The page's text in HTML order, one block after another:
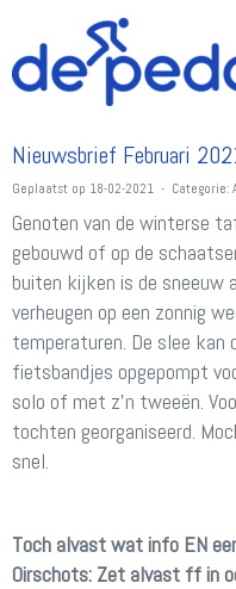
Nieuwsbrief Februari
Geplaatst op 18-02-2021 - Categorie:
Genoten van de winterse
gebouwd of op de
buiten kijken is de sneeuw
verheugen op een zonnig
temperaturen. De slee kan
fietsbandjes opgepompt
solo of met z’n tweeën.
tochten georganiseerd.
snel.
Toch alvast wat info EN
Oirschots: Zet alvast ff in